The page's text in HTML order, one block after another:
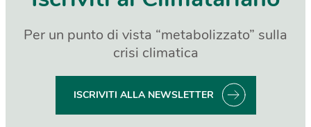
Per un punto di vista “metabolizzato” sulla
crisi climatica
ISCRIVITI ALLA NEWSLETTER